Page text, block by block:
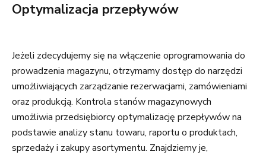
Optymalizacja przepływów
Jeżeli zdecydujemy się na włączenie oprogramowania do
prowadzenia magazynu, otrzymamy dostęp do narzędzi
umożliwiających zarządzanie rezerwacjami, zamówieniami
oraz produkcją. Kontrola stanów magazynowych
umożliwia przedsiębiorcy optymalizację przepływów na
podstawie analizy stanu towaru, raportu o produktach,
sprzedaży i zakupy asortymentu. Znajdziemy je,